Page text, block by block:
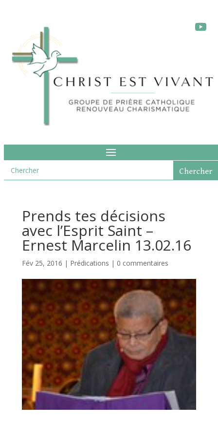
Prends tes décisions
avec l’Esprit Saint –
Ernest Marcelin 13.02.16
Fév 25, 2016 | Prédications | 0 commentaires